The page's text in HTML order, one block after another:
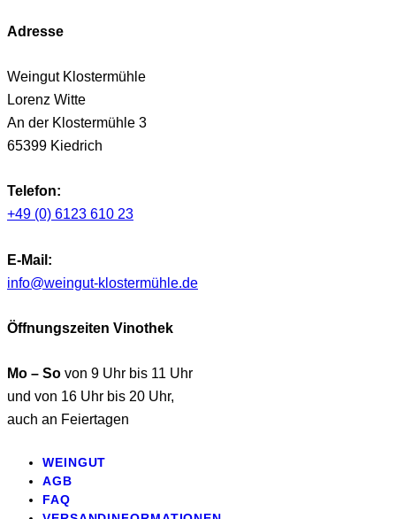
Adresse
Weingut Klostermühle
Lorenz Witte
An der Klostermühle 3
65399 Kiedrich
Telefon:
+49 (0) 6123 610 23
E-Mail:
info@weingut-klostermühle.de
Öffnungszeiten Vinothek
Mo – So von 9 Uhr bis 11 Uhr
und von 16 Uhr bis 20 Uhr,
auch an Feiertagen
WEINGUT
AGB
FAQ